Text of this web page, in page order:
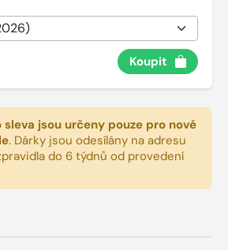
Koupit
sleva jsou určeny pouze pro nové
. Dárky jsou odesílány na adresu
do 6 týdnů od provedení